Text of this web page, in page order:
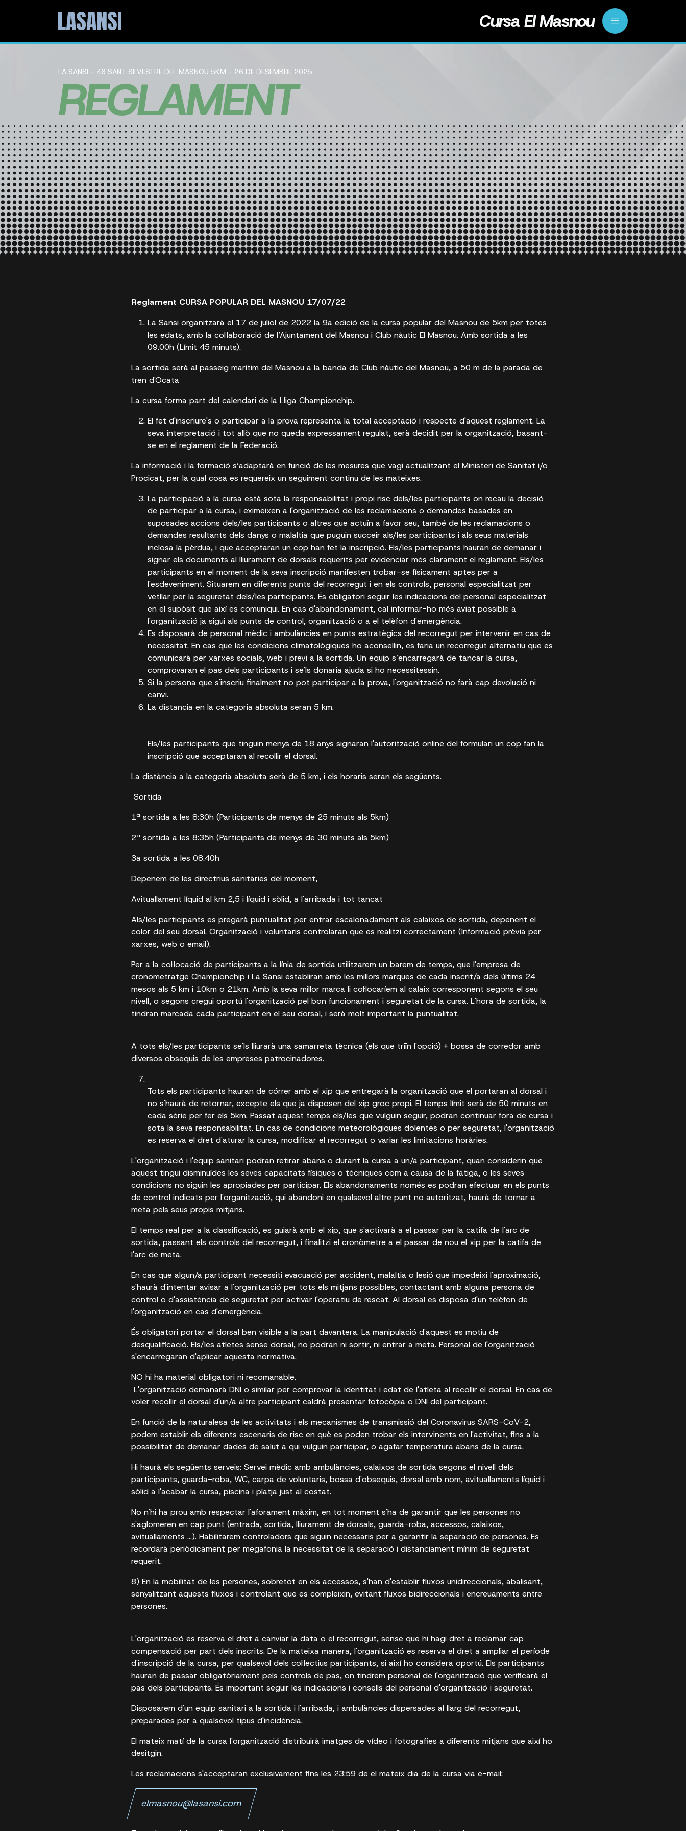
Cursa El Masnou
LA SANSI - 46 SANT SILVESTRE DEL MASNOU 5KM - 26 DE DESEMBRE 2025
REGLAMENT
Reglament CURSA POPULAR DEL MASNOU 17/07/22
La Sansi organitzarà el 17 de juliol de 2022 la 9a edició de la cursa popular del Masnou de 5km per totes
les edats, amb la col·laboració de l’Ajuntament del Masnou i Club nàutic El Masnou. Amb sortida a les
09.00h (Límit 45 minuts).
La sortida serà al passeig marítim del Masnou a la banda de Club nàutic del Masnou, a 50 m de la parada de
tren d'Ocata
La cursa forma part del calendari de la Lliga Championchip.
El fet d'inscriure's o participar a la prova representa la total acceptació i respecte d'aquest reglament. La
seva interpretació i tot allò que no queda expressament regulat, serà decidit per la organització, basant-
se en el reglament de la Federació.
La informació i la formació s’adaptarà en funció de les mesures que vagi actualitzant el Ministeri de Sanitat i/o
Procicat, per la qual cosa es requereix un seguiment continu de les mateixes.
La participació a la cursa està sota la responsabilitat i propi risc dels/les participants on recau la decisió
de participar a la cursa, i eximeixen a l'organització de les reclamacions o demandes basades en
suposades accions dels/les participants o altres que actuïn a favor seu, també de les reclamacions o
demandes resultants dels danys o malaltia que puguin succeir als/les participants i als seus materials
inclosa la pèrdua, i que acceptaran un cop han fet la inscripció. Els/les participants hauran de demanar i
signar els documents al lliurament de dorsals requerits per evidenciar més clarament el reglament. Els/les
participants en el moment de la seva inscripció manifesten trobar-se físicament aptes per a
l'esdeveniment. Situarem en diferents punts del recorregut i en els controls, personal especialitzat per
vetllar per la seguretat dels/les participants. És obligatori seguir les indicacions del personal especialitzat
en el supòsit que així es comuniqui. En cas d'abandonament, cal informar-ho més aviat possible a
l'organització ja sigui als punts de control, organització o a el telèfon d'emergència.
Es disposarà de personal mèdic i ambulàncies en punts estratègics del recorregut per intervenir en cas de
necessitat. En cas que les condicions climatològiques ho aconsellin, es faria un recorregut alternatiu que es
comunicarà per xarxes socials, web i previ a la sortida. Un equip s’encarregarà de tancar la cursa,
comprovaran el pas dels participants i se'ls donaria ajuda si ho necessitessin.
Si la persona que s'inscriu finalment no pot participar a la prova, l'organització no farà cap devolució ni
canvi.
La distancia en la categoria absoluta seran 5 km.
Els/les participants que tinguin menys de 18 anys signaran l'autorització online del formulari un cop fan la
inscripció que acceptaran al recollir el dorsal.
La distància a la categoria absoluta serà de 5 km, i els horaris seran els següents.
Sortida
1ª sortida a les 8:30h (Participants de menys de 25 minuts als 5km)
2ª sortida a les 8:35h (Participants de menys de 30 minuts als 5km)
3a sortida a les 08.40h
Depenem de les directrius sanitàries del moment,
Avituallament líquid al km 2,5 i líquid i sòlid, a l'arribada i tot tancat
Als/les participants es pregarà puntualitat per entrar escalonadament als calaixos de sortida, depenent el
color del seu dorsal. Organització i voluntaris controlaran que es realitzi correctament (Informació prèvia per
xarxes, web o email).
Per a la col·locació de participants a la línia de sortida utilitzarem un barem de temps, que l'empresa de
cronometratge Championchip i La Sansi establiran amb les millors marques de cada inscrit/a dels últims 24
mesos als 5 km i 10km o 21km. Amb la seva millor marca li col·locaríem al calaix corresponent segons el seu
nivell, o segons cregui oportú l'organització pel bon funcionament i seguretat de la cursa. L'hora de sortida, la
tindran marcada cada participant en el seu dorsal, i serà molt important la puntualitat.
A tots els/les participants se'ls lliurarà una samarreta tècnica (els que triïn l'opció) + bossa de corredor amb
diversos obsequis de les empreses patrocinadores.
Tots els participants hauran de córrer amb el xip que entregarà la organització que el portaran al dorsal i
no s'haurà de retornar, excepte els que ja disposen del xip groc propi. El temps límit serà de 50 minuts en
cada sèrie per fer els 5km. Passat aquest temps els/les que vulguin seguir, podran continuar fora de cursa i
sota la seva responsabilitat. En cas de condicions meteorològiques dolentes o per seguretat, l'organització
es reserva el dret d'aturar la cursa, modificar el recorregut o variar les limitacions horàries.
L'organització i l'equip sanitari podran retirar abans o durant la cursa a un/a participant, quan considerin que
aquest tingui disminuïdes les seves capacitats físiques o tècniques com a causa de la fatiga, o les seves
condicions no siguin les apropiades per participar. Els abandonaments només es podran efectuar en els punts
de control indicats per l'organització, qui abandoni en qualsevol altre punt no autoritzat, haurà de tornar a
meta pels seus propis mitjans.
El temps real per a la classificació, es guiarà amb el xip, que s'activarà a el passar per la catifa de l'arc de
sortida, passant els controls del recorregut, i finalitzi el cronòmetre a el passar de nou el xip per la catifa de
l'arc de meta.
En cas que algun/a participant necessiti evacuació per accident, malaltia o lesió que impedeixi l'aproximació,
s'haurà d'intentar avisar a l'organització per tots els mitjans possibles, contactant amb alguna persona de
control o d'assistència de seguretat per activar l'operatiu de rescat. Al dorsal es disposa d'un telèfon de
l'organització en cas d'emergència.
És obligatori portar el dorsal ben visible a la part davantera. La manipulació d'aquest es motiu de
desqualificació. Els/les atletes sense dorsal, no podran ni sortir, ni entrar a meta. Personal de l'organització
s'encarregaran d'aplicar aquesta normativa.
NO hi ha material obligatori ni recomanable.
L'organització demanarà DNI o similar per comprovar la identitat i edat de l'atleta al recollir el dorsal. En cas de
voler recollir el dorsal d'un/a altre participant caldrà presentar fotocòpia o DNI del participant.
En funció de la naturalesa de les activitats i els mecanismes de transmissió del Coronavirus SARS-CoV-2,
podem establir els diferents escenaris de risc en què es poden trobar els intervinents en l'activitat, fins a la
possibilitat de demanar dades de salut a qui vulguin participar, o agafar temperatura abans de la cursa.
Hi haurà els següents serveis: Servei mèdic amb ambulàncies, calaixos de sortida segons el nivell dels
participants, guarda-roba, WC, carpa de voluntaris, bossa d'obsequis, dorsal amb nom, avituallaments líquid i
sòlid a l'acabar la cursa, piscina i platja just al costat.
No n'hi ha prou amb respectar l'aforament màxim, en tot moment s'ha de garantir que les persones no
s'aglomeren en cap punt (entrada, sortida, lliurament de dorsals, guarda-roba, accessos, calaixos,
avituallaments ...). Habilitarem controladors que siguin necessaris per a garantir la separació de persones. Es
recordarà periòdicament per megafonia la necessitat de la separació i distanciament mínim de seguretat
requerit.
8) En la mobilitat de les persones, sobretot en els accessos, s'han d'establir fluxos unidireccionals, abalisant,
senyalitzant aquests fluxos i controlant que es compleixin, evitant fluxos bidireccionals i encreuaments entre
persones.
L'organització es reserva el dret a canviar la data o el recorregut, sense que hi hagi dret a reclamar cap
compensació per part dels inscrits. De la mateixa manera, l'organització es reserva el dret a ampliar el període
d'inscripció de la cursa, per qualsevol dels col·lectius participants, si així ho considera oportú. Els participants
hauran de passar obligatòriament pels controls de pas, on tindrem personal de l'organització que verificarà el
pas dels participants. És important seguir les indicacions i consells del personal d'organització i seguretat.
Disposarem d'un equip sanitari a la sortida i l'arribada, i ambulàncies dispersades al llarg del recorregut,
preparades per a qualsevol tipus d'incidència.
El mateix matí de la cursa l'organització distribuirà imatges de vídeo i fotografies a diferents mitjans que així ho
desitgin.
Les reclamacions s'acceptaran exclusivament fins les 23:59 de el mateix dia de la cursa via e-mail:
elmasnou@lasansi.com